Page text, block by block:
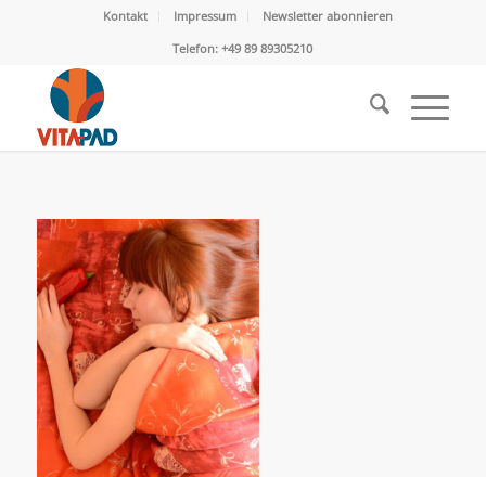
Kontakt Impressum
Newsletter abonnieren
Telefon: +49 89 89305210